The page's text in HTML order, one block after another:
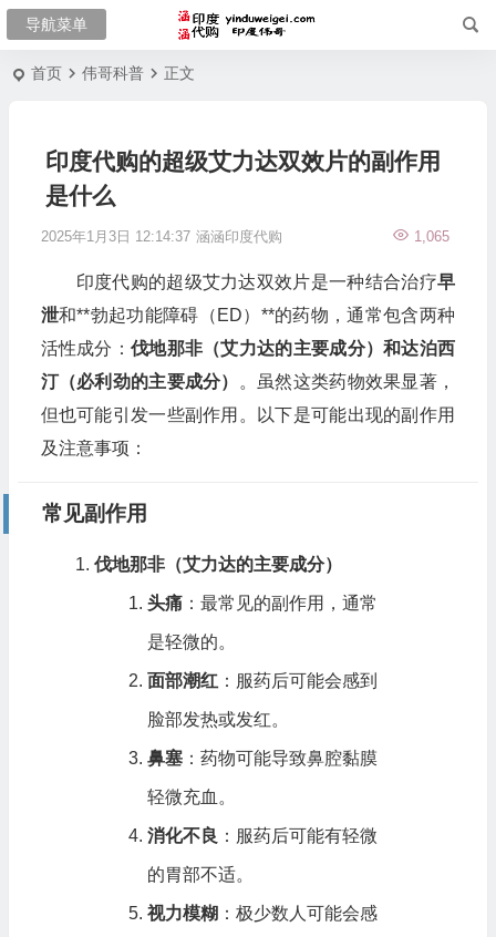
首页 伟哥科普 正文
印度代购的超级艾力达双效片的副作用
是什么
2025年1月3日 12:14:37 涵涵印度代购 1,065
印度代购的超级艾力达双效片是一种结合治疗早
泄和**勃起功能障碍（ED）**的药物，通常包含两种
活性成分：伐地那非（艾力达的主要成分）和达泊西
汀（必利劲的主要成分）
。虽然这类药物效果显著，
但也可能引发一些副作用。以下是可能出现的副作用
及注意事项：
常见副作用
伐地那非（艾力达的主要成分）
头痛：最常见的副作用，通常
是轻微的。
面部潮红：服药后可能会感到
脸部发热或发红。
鼻塞：药物可能导致鼻腔黏膜
轻微充血。
消化不良 ：服药后可能有轻微
的胃部不适。
视力模糊 ：极少数人可能会感